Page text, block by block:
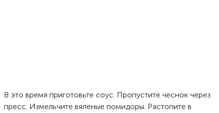
В это время приготовьте соус. Пропустите чеснок через
пресс. Измельчите вяленые помидоры. Растопите в